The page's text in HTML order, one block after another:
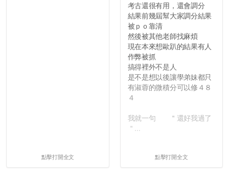
點擊打開全文
考古還很有用，還會調分
結果前幾屆幫大家調分結果
被ｐｏ靠清
然後被其他老師找麻煩
現在本來想歐趴的結果有人
作弊被抓
搞得裡外不是人
是不是想以後讓學弟妹都只
有淑蓉的微積分可以修４８
４
我就一句 ＂還好我過了
＂...
點擊打開全文